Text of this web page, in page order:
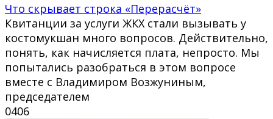
Что скрывает строка «Перерасчёт»
Квитанции за услуги ЖКХ стали вызывать у
костомукшан много вопросов. Действительно,
понять, как начисляется плата, непросто. Мы
попытались разобраться в этом вопросе
вместе с Владимиром Возжуниным,
председателем
0406